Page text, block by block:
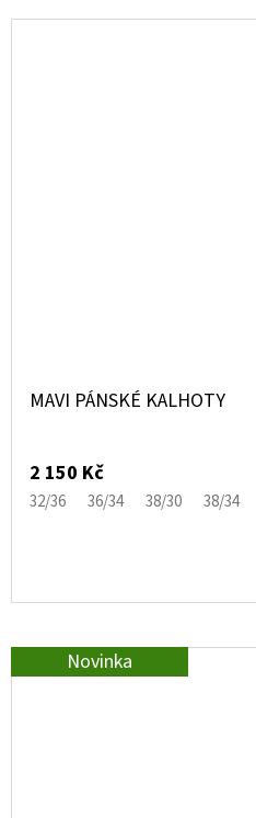
MAVI PÁNSKÉ KALHOTY
2 150 Kč
32/36 36/34 38/30 38/34
Novinka